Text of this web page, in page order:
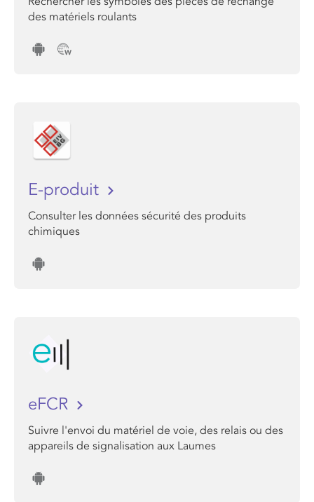
des matériels roulants
E-produit
Consulter les données sécurité des produits
chimiques
eFCR
Suivre l'envoi du matériel de voie, des relais ou des
appareils de signalisation aux Laumes